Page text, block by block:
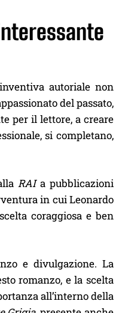
autoriale non
del passato,
per il lettore, a creare
si completano,
RAIa pubblicazioni
in cui Leonardo
coraggiosa e ben
e divulgazione. La
romanzo, e la scelta
all’interno della